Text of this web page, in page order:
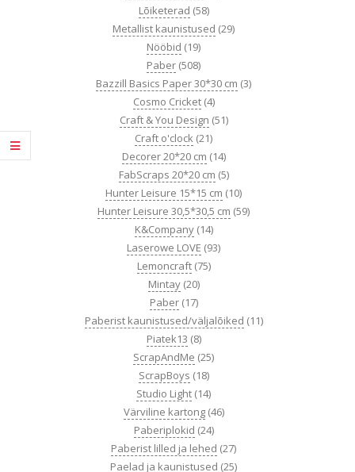
Lõiketerad (58)
Metallist kaunistused (29)
Nööbid (19)
Paber (508)
Bazzill Basics Paper 30*30 cm (3)
Cosmo Cricket (4)
Craft & You Design (51)
Craft o'clock (21)
Decorer 20*20 cm (14)
FabScraps 20*20 cm (5)
Hunter Leisure 15*15 cm (10)
Hunter Leisure 30,5*30,5 cm (59)
K&Company (14)
Laserowe LOVE (93)
Lemoncraft (75)
Mintay (20)
Paber (17)
Paberist kaunistused/väljalõiked (11)
Piatek13 (8)
ScrapAndMe (25)
ScrapBoys (18)
Studio Light (14)
Värviline kartong (46)
Paberiplokid (24)
Paberist lilled ja lehed (27)
Paelad ja kaunistused (25)